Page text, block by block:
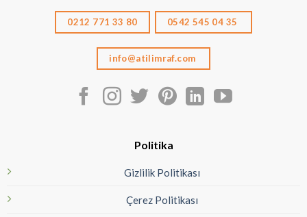
0212 771 33 80 0542 545 04 35
info@atilimraf.com
Politika
Gizlilik Politikası
Çerez Politikası